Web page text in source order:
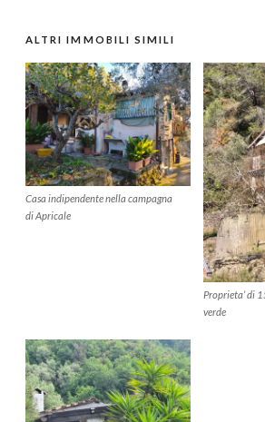
ALTRI IMMOBILI SIMILI
Casa indipendente nella campagna
di Apricale
Proprieta’ di
verde